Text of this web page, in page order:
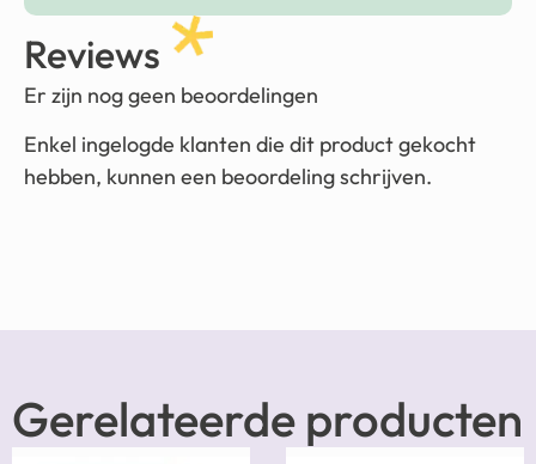
Reviews
Er zijn nog geen beoordelingen
Enkel ingelogde klanten die dit product gekocht
hebben, kunnen een beoordeling schrijven.
Gerelateerde producten